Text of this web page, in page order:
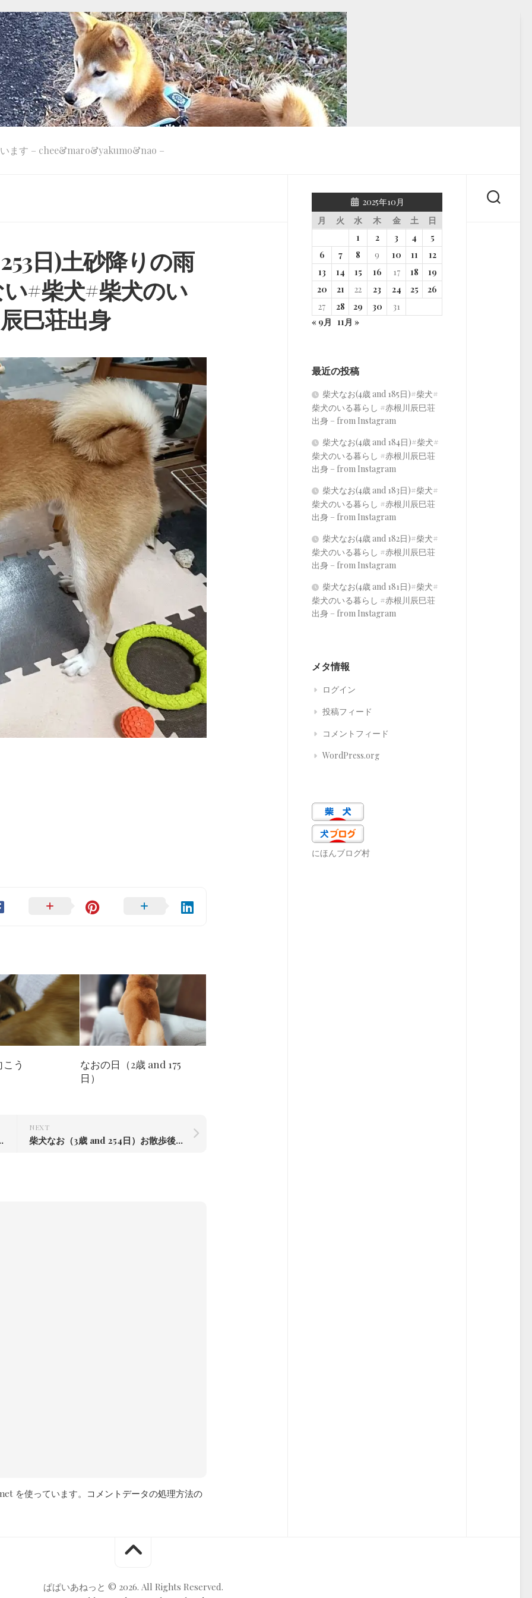
ます – chee&maro&yakumo&nao –
日)土砂降りの雨
#柴犬#柴犬のい
巳荘出身
う
なおの日（2歳 and 175
日）
NEXT
柴犬なお（3歳 and 254日）お散歩後の昼寝？#柴犬#柴犬のいる暮らし #赤根川辰巳荘出身
暮らし #赤根川辰巳荘出身
を使っています。 コメントデータの処理方法の
2025年10月
月
火 水 木 金 土
日
1
2 3 4
5
6
7 8 9 10 11
12
13
14 15 16 17 18
19
20
21 22 23 24 25
26
27
28 29 30
31
« 9月 11月 »
最近の投稿
柴犬なお(4歳 and 185日)#柴犬#
柴犬のいる暮らし #赤根川辰巳荘
出身 – from Instagram
柴犬なお(4歳 and 184日)#柴犬#
柴犬のいる暮らし #赤根川辰巳荘
出身 – from Instagram
柴犬なお(4歳 and 183日)#柴犬#
柴犬のいる暮らし #赤根川辰巳荘
出身 – from Instagram
柴犬なお(4歳 and 182日)#柴犬#
柴犬のいる暮らし #赤根川辰巳荘
出身 – from Instagram
柴犬なお(4歳 and 181日)#柴犬#
柴犬のいる暮らし #赤根川辰巳荘
出身 – from Instagram
メタ情報
ログイン
投稿フィード
コメントフィード
WordPress.org
にほんブログ村
ぱぱいあねっと © 2026. All Rights Reserved.